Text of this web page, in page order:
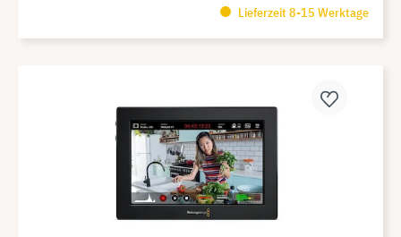
Lieferzeit 8-15 Werktage